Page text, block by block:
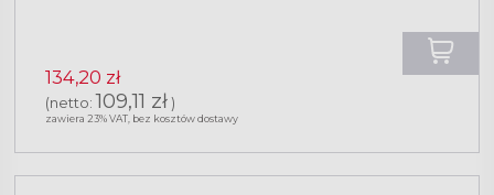
134,20 zł
(netto: 109,11 zł)
zawiera 23% VAT, bez kosztów dostawy